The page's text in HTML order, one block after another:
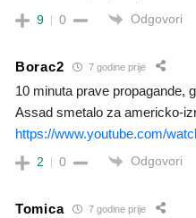
9 0 Odgovori
Borac2 7 godine prije
10 minuta prave propagande,
Assad smetalo za americko-
https://www.youtube.com/
2 0 Odgovori
Tomica 7 godine prije